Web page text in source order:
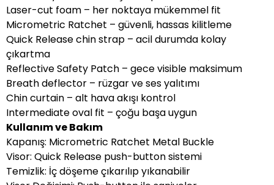
Laser-cut foam – her noktaya mükemmel fit
Micrometric Ratchet – güvenli, hassas kilitleme
Quick Release chin strap – acil durumda kolay
çıkartma
Reflective Safety Patch – gece visible maksimum
Breath deflector – rüzgar ve ses yalıtımı
Chin curtain – alt hava akışı kontrol
Intermediate oval fit – çoğu başa uygun
Kullanım ve Bakım
Kapanış: Micrometric Ratchet Metal Buckle
Visor: Quick Release push-button sistemi
Temizlik: İç döşeme çıkarılıp yıkanabilir